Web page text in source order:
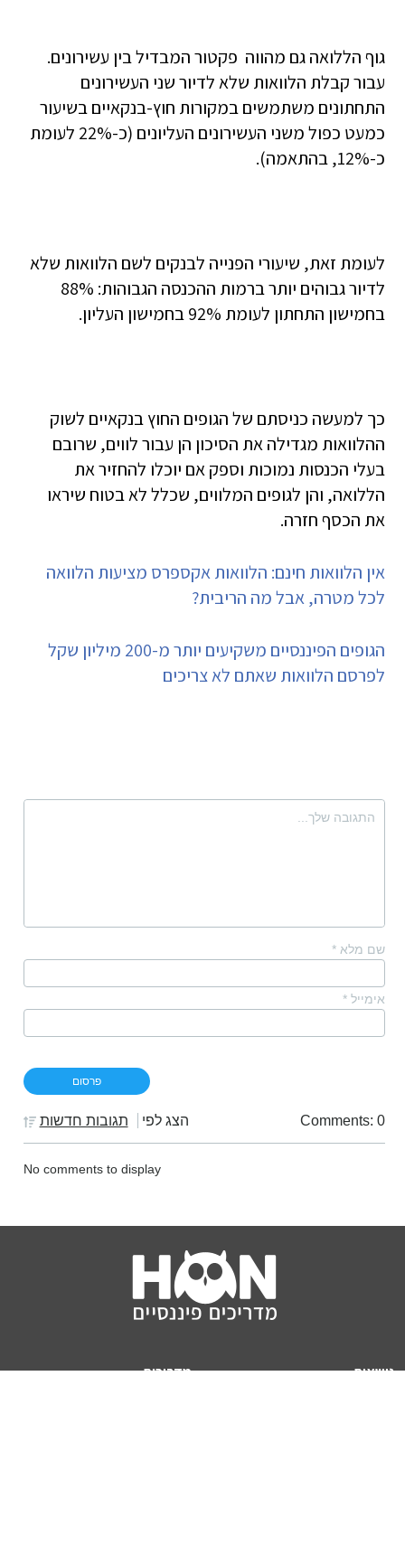
גוף הללואה גם מהווה פקטור המבדיל בין עשירונים.
עבור קבלת הלוואות שלא לדיור שני העשירונים
התחתונים משתמשים במקורות חוץ-בנקאיים בשיעור
כמעט כפול משני העשירונים העליונים (כ-22% לעומת
כ-12%, בהתאמה).
לעומת זאת, שיעורי הפנייה לבנקים לשם הלוואות שלא
לדיור גבוהים יותר ברמות ההכנסה הגבוהות: 88%
בחמישון התחתון לעומת 92% בחמישון העליון.
כך למעשה כניסתם של הגופים החוץ בנקאיים לשוק
ההלוואות מגדילה את הסיכון הן עבור לווים, שרובם
בעלי הכנסות נמוכות וספק אם יוכלו להחזיר את
הללואה, והן לגופים המלווים, שכלל לא בטוח שיראו
את הכסף חזרה.
אין הלוואות חינם: הלוואות אקספרס מציעות הלוואה
לכל מטרה, אבל מה הריבית?
הגופים הפיננסיים משקיעים יותר מ-200 מיליון שקל
לפרסם הלוואות שאתם לא צריכים
שם מלא *
אימייל *
Comments: 0 הצג לפי תגובות חדשות
No comments to display
נושאים
מדריכים